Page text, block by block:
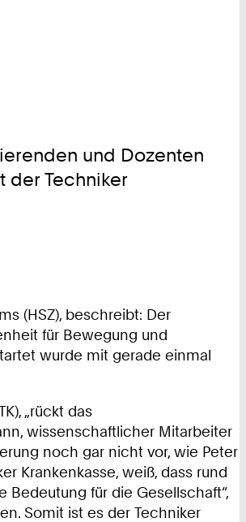
und Dozenten
der Techniker
(HSZ), beschreibt: Der
für Bewegung und
wurde mit gerade einmal
„rückt das
wissenschaftlicher Mitarbeiter
noch gar nicht vor, wie Peter
Krankenkasse, weiß, dass rund
für die Gesellschaft“,
Somit ist es der Techniker